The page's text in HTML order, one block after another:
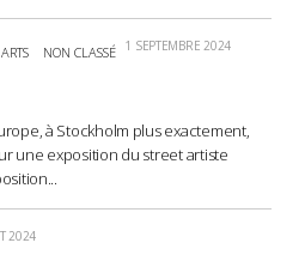
NON CLASSÉ 1 SEPTEMBRE 2024
à Stockholm plus exactement,
une exposition du street artiste
2024